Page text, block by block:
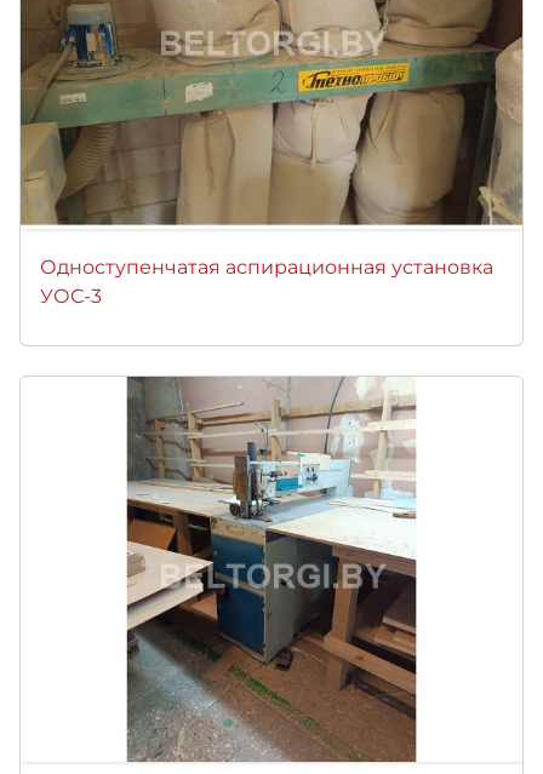
Одноступенчатая аспирационная установка
УОС-3